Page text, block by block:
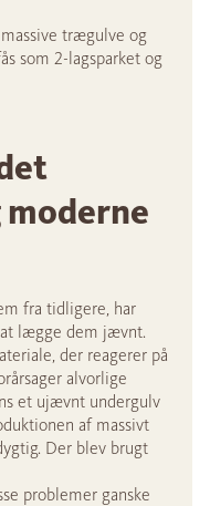
trægulve og
som 2-lagsparket og
fra tidligere, har
lægge dem jævnt.
der reagerer på
alvorlige
et ujævnt undergulv
af massivt
Der blev brugt
problemer ganske